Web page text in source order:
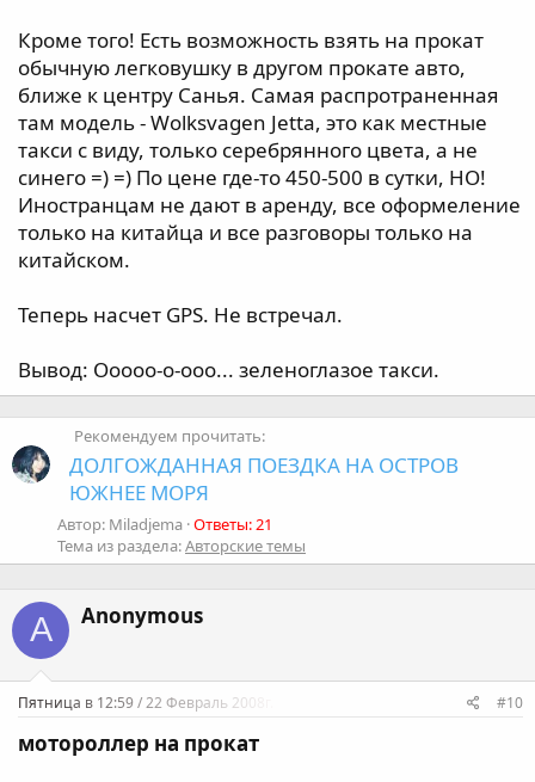
Кроме того! Есть возможность взять на прокат
обычную легковушку в другом прокате авто,
ближе к центру Санья. Самая распротраненная
там модель - Wolksvagen Jetta, это как местные
такси с виду, только серебрянного цвета, а не
синего =) =) По цене где-то 450-500 в сутки, НО!
Иностранцам не дают в аренду, все оформеление
только на китайца и все разговоры только на
китайском.
Теперь насчет GPS. Не встречал.
Вывод: Ооооо-о-ооо... зеленоглазое такси.
Рекомендуем прочитать:
ДОЛГОЖДАННАЯ ПОЕЗДКА НА ОСТРОВ
ЮЖНЕЕ МОРЯ
Автор: Miladjema Ответы: 21
Тема из раздела:Авторские темы
A Anonymous
Пятница в 12:59 / 22 Февраль 2008г. #10
мотороллер на прокат